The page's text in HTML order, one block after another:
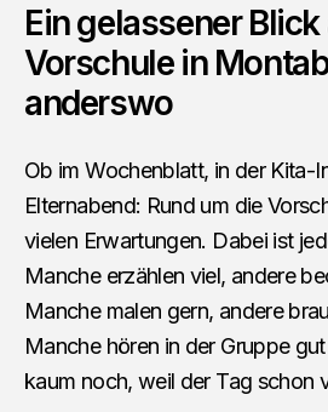
Ein gelassener
Vorschule in
anderswo
Ob im Wochenblatt, in der Kita-
Elternabend: Rund um die
vielen Erwartungen. Dabei ist
Manche erzählen viel, andere
Manche malen gern, andere
Manche hören in der Gruppe
kaum noch, weil der Tag schon